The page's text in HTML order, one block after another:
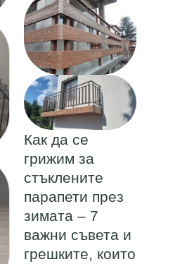
Как да се
грижим за
стъклените
парапети през
зимата – 7
важни съвета и
грешките, които